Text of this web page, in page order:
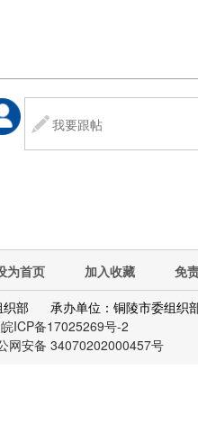
为首页 加入收藏
免
织部
承办单位：铜陵市委组织
皖ICP备17025269号-2
网安备 34070202000457号